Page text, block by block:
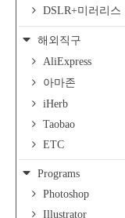
DSLR+미러리스
해외직구
AliExpress
아마존
iHerb
Taobao
ETC
Programs
Photoshop
Illustrator